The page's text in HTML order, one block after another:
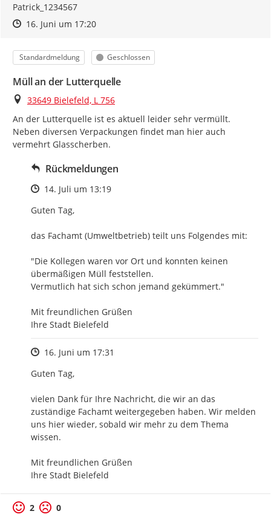
Patrick_1234567
Zeitpunkt des Erstellens
Zeitpunkt des Erstellens
16. Juni um 17:20Zur Äußerung
Kategorie
Standardmeldung Status
Geschlossen
Müll an der Lutterquelle
Ort
33649 Bielefeld, L 756
An der Lutterquelle ist es aktuell leider sehr vermüllt.
Neben diversen Verpackungen findet man hier auch
vermehrt Glasscherben.
Rückmeldungen
Zeitpunkt des Erstellens
14. Juli um 13:19
Guten Tag,
das Fachamt (Umweltbetrieb) teilt uns Folgendes mit:
"Die Kollegen waren vor Ort und konnten keinen
übermäßigen Müll feststellen.
Vermutlich hat sich schon jemand gekümmert."
Mit freundlichen Grüßen
Ihre Stadt Bielefeld
Zeitpunkt des Erstellens
16. Juni um 17:31
Guten Tag,
vielen Dank für Ihre Nachricht, die wir an das
zuständige Fachamt weitergegeben haben. Wir melden
uns hier wieder, sobald wir mehr zu dem Thema
wissen.
Mit freundlichen Grüßen
Ihre Stadt Bielefeld
2 0